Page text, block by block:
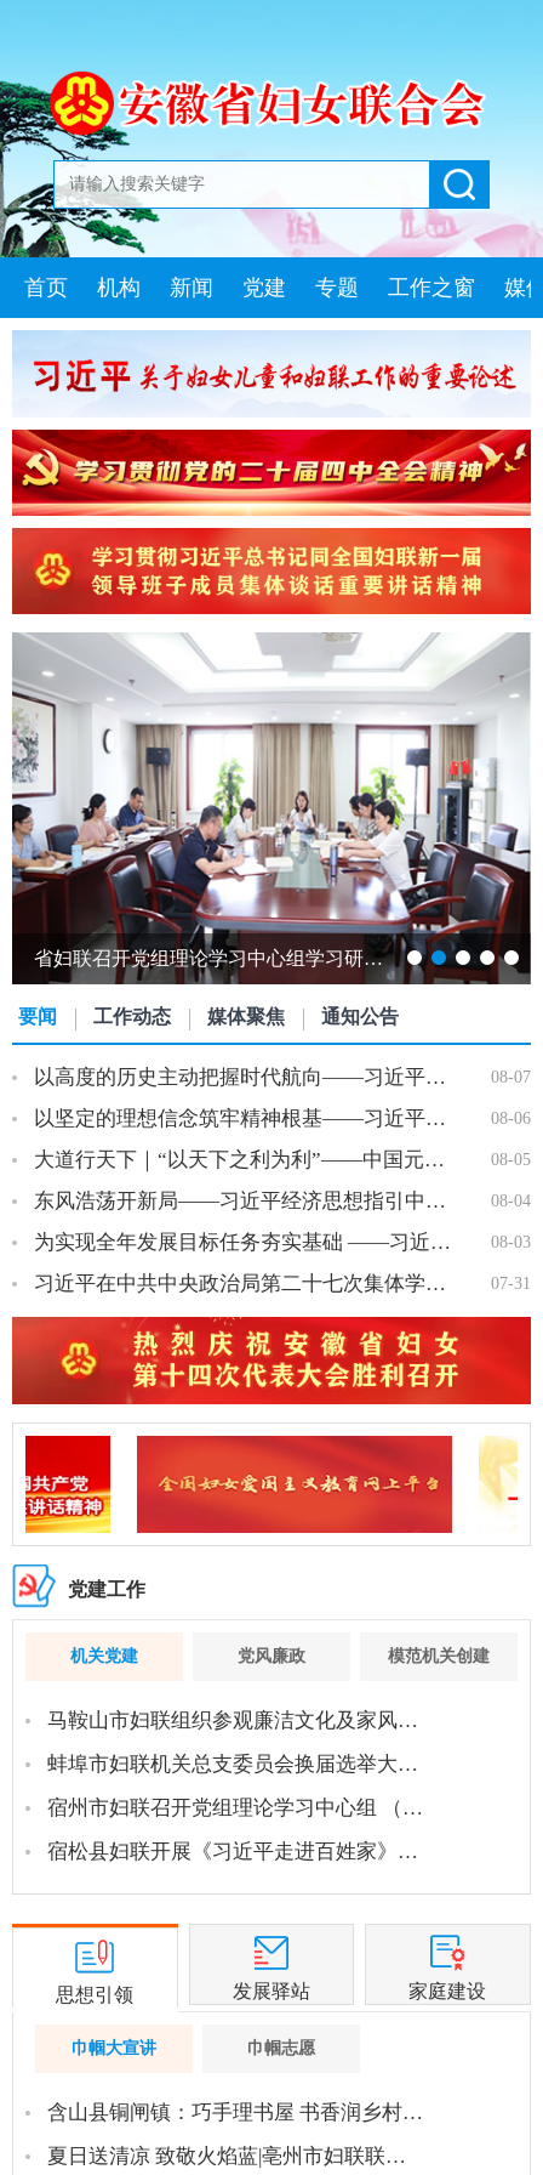
首页 机构 新闻 党建 专题 工作之窗 媒
跨越山海赴江淮 巾帼携手共发展——发展中国家女性创新创业能力提升研修班…
要闻 工作动态 媒体聚焦 通知公告
08-07
以高度的历史主动把握时代航向——习近平党建思想理论品格系列述…
08-06
以坚定的理想信念筑牢精神根基——习近平党建思想理论品格系列述…
08-05
大道行天下｜“以天下之利为利”——中国元首外交的世界情怀与大…
08-04
东风浩荡开新局——习近平经济思想指引中国经济高质量发展行稳致…
08-03
为实现全年发展目标任务夯实基础 ——习近平总书记引领“十五五…
07-31
习近平在中共中央政治局第二十七次集体学习时强调 强化政治引领 …
党建工作
机关党建 党风廉政 模范机关创建
马鞍山市妇联组织参观廉洁文化及家风…
蚌埠市妇联机关总支委员会换届选举大…
宿州市妇联召开党组理论学习中心组 （…
宿松县妇联开展《习近平走进百姓家》…
思想引领 发展驿站 家庭建设
巾帼大宣讲 巾帼志愿
含山县铜闸镇：巧手理书屋 书香润乡村…
夏日送清凉 致敬火焰蓝|亳州市妇联联…